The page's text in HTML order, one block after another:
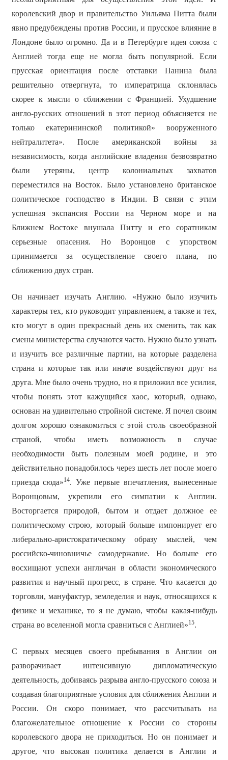
королевский двор и правительство Уильяма Питта были
явно предубеждены против России, и прусское влияние в
Лондоне было огромно. Да и в Петербурге идея союза с
Англией тогда еще не могла быть популярной. Если
прусская ориентация после отставки Панина была
решительно отвергнута, то императрица склонялась
скорее к мысли о сближении с Францией. Ухудшение
англо-русских отношений в этот период объясняется не
только екатерининской политикой» вооруженного
нейтралитета». После американской войны за
независимость, когда английские владения безвозвратно
были утеряны, центр колониальных захватов
переместился на Восток. Было установлено британское
политическое господство в Индии. В связи с этим
успешная экспансия России на Черном море и на
Ближнем Востоке внушала Питту и его соратникам
серьезные опасения. Но Воронцов с упорством
принимается за осуществление своего плана, по
сближению двух стран.
Он начинает изучать Англию. «Нужно было изучить
характеры тех, кто руководит управлением, а также и тех,
кто могут в один прекрасный день их сменить, так как
смены министерства случаются часто. Нужно было узнать
и изучить все различные партии, на которые разделена
страна и которые так или иначе воздействуют друг на
друга. Мне было очень трудно, но я приложил все усилия,
чтобы понять этот кажущийся хаос, который, однако,
основан на удивительно стройной системе. Я почел своим
долгом хорошо ознакомиться с этой столь своеобразной
страной, чтобы иметь возможность в случае
необходимости быть полезным моей родине, и это
действительно понадобилось через шесть лет после моего
приезда сюда»14. Уже первые впечатления, вынесенные
Воронцовым, укрепили его симпатии к Англии.
Восторгается природой, бытом и отдает должное ее
политическому строю, который больше импонирует его
либерально-аристократическому образу мыслей, чем
российско-чиновничье самодержавие. Но больше его
восхищают успехи англичан в области экономического
развития и научный прогресс, в стране. Что касается до
торговли, мануфактур, земледелия и наук, относящихся к
физике и механике, то я не думаю, чтобы какая-нибудь
страна во вселенной могла сравниться с Англией»15.
С первых месяцев своего пребывания в Англии он
разворачивает интенсивную дипломатическую
деятельность, добиваясь разрыва англо-прусского союза и
создавая благоприятные условия для сближения Англии и
России. Он скоро понимает, что рассчитывать на
благожелательное отношение к России со стороны
королевского двора не приходиться. Но он понимает и
другое, что высокая политика делается в Англии и